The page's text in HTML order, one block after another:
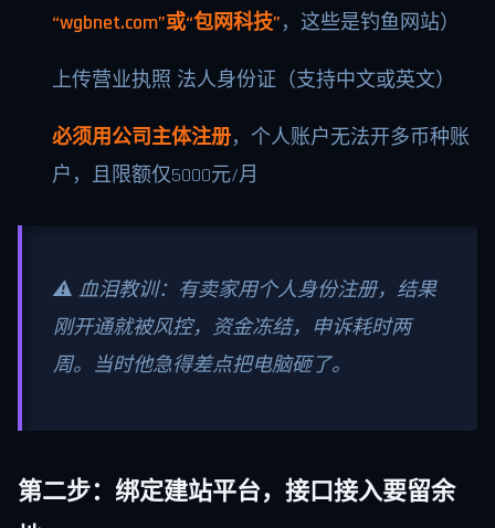
“wgbnet.com”或“包网科技”，这些是钓鱼网站）
上传营业执照 法人身份证（支持中文或英文）
必须用公司主体注册，个人账户无法开多币种账
户，且限额仅5000元/月
⚠️ 血泪教训：有卖家用个人身份注册，结果
刚开通就被风控，资金冻结，申诉耗时两
周。当时他急得差点把电脑砸了。
第二步：绑定建站平台，接口接入要留余